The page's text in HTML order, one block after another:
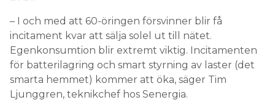
– I och med att 60-öringen försvinner blir få
incitament kvar att sälja solel ut till nätet.
Egenkonsumtion blir extremt viktig. Incitamenten
för batterilagring och smart styrning av laster (det
smarta hemmet) kommer att öka, säger Tim
Ljunggren, teknikchef hos Senergia.